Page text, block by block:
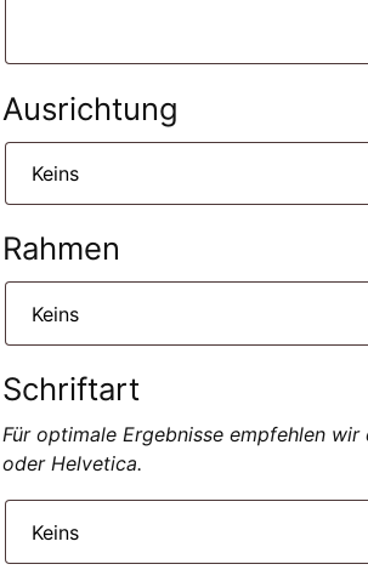
Ausrichtung
Rahmen
Schriftart
Für optimale Ergebnisse empfehlen
oder Helvetica.